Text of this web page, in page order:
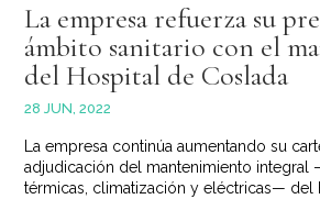
La empresa refuerza su
ámbito sanitario con el
del Hospital de Coslada
28 JUN, 2022
La empresa continúa aumentando su
adjudicación del mantenimiento integral
térmicas, climatización y eléctricas— del